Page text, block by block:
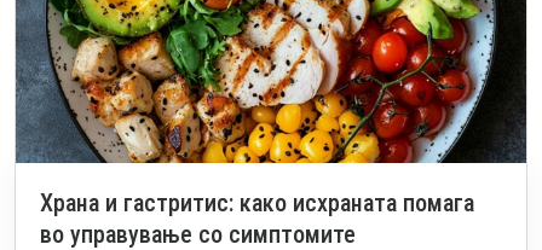
Храна и гастритис: како исхраната помага
во управување со симптомите